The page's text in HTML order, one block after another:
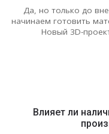
Да, но только до
начинаем готовить
Новый 3D-
Влияет ли